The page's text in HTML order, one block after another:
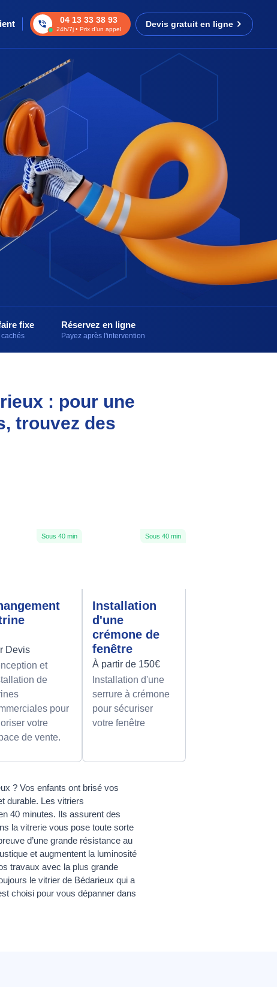
04 13 33 38 93
24h/7j • Prix d’un appel
Devis gratuit en ligne
fixe
cachés
Réservez en ligne
Payez après l'intervention
: pour une
trouvez des
Sous 40 min
Devis
et
de
pour
votre
de vente.
Sous 40 min
Installation
d'une
crémone de
fenêtre
À partir de 150€
Installation d'une
serrure à crémone
pour sécuriser
votre fenêtre
? Vos enfants ont brisé vos
durable. Les vitriers
40 minutes. Ils assurent des
la vitrerie vous pose toute sorte
d’une grande résistance au
et augmentent la luminosité
travaux avec la plus grande
le vitrier de Bédarieux qui a
choisi pour vous dépanner dans